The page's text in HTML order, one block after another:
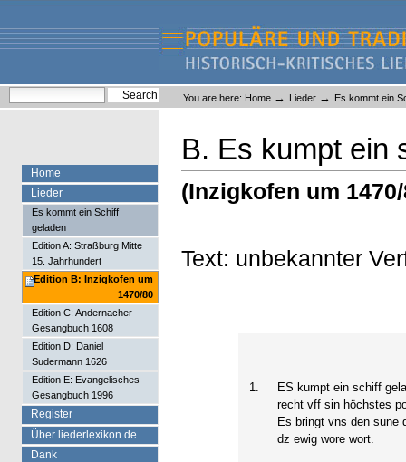
content.
navigation
Liederlexikon
Personal
tools
You are here: Home → Lieder → Es kommt ein
B. Es kumpt ein
(Inzigkofen um
Text: unbekannter
1.
ES kumpt ein schiff
recht vff sin höchstes
Es bringt vns den sune
dz ewig wore wort.
Home
Lieder
Es kommt ein Schiff
geladen
Edition A: Straßburg Mitte
15. Jahrhundert
Edition B: Inzigkofen um
1470/80
Edition C: Andernacher
Gesangbuch 1608
Edition D: Daniel
Sudermann 1626
Edition E: Evangelisches
Gesangbuch 1996
Register
Über liederlexikon.de
Dank